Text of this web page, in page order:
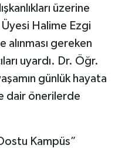
üzerine
Halime Ezgi
alınması gereken
uyardı. Dr. Öğr.
günlük hayata
dair önerilerde
Kampüs”